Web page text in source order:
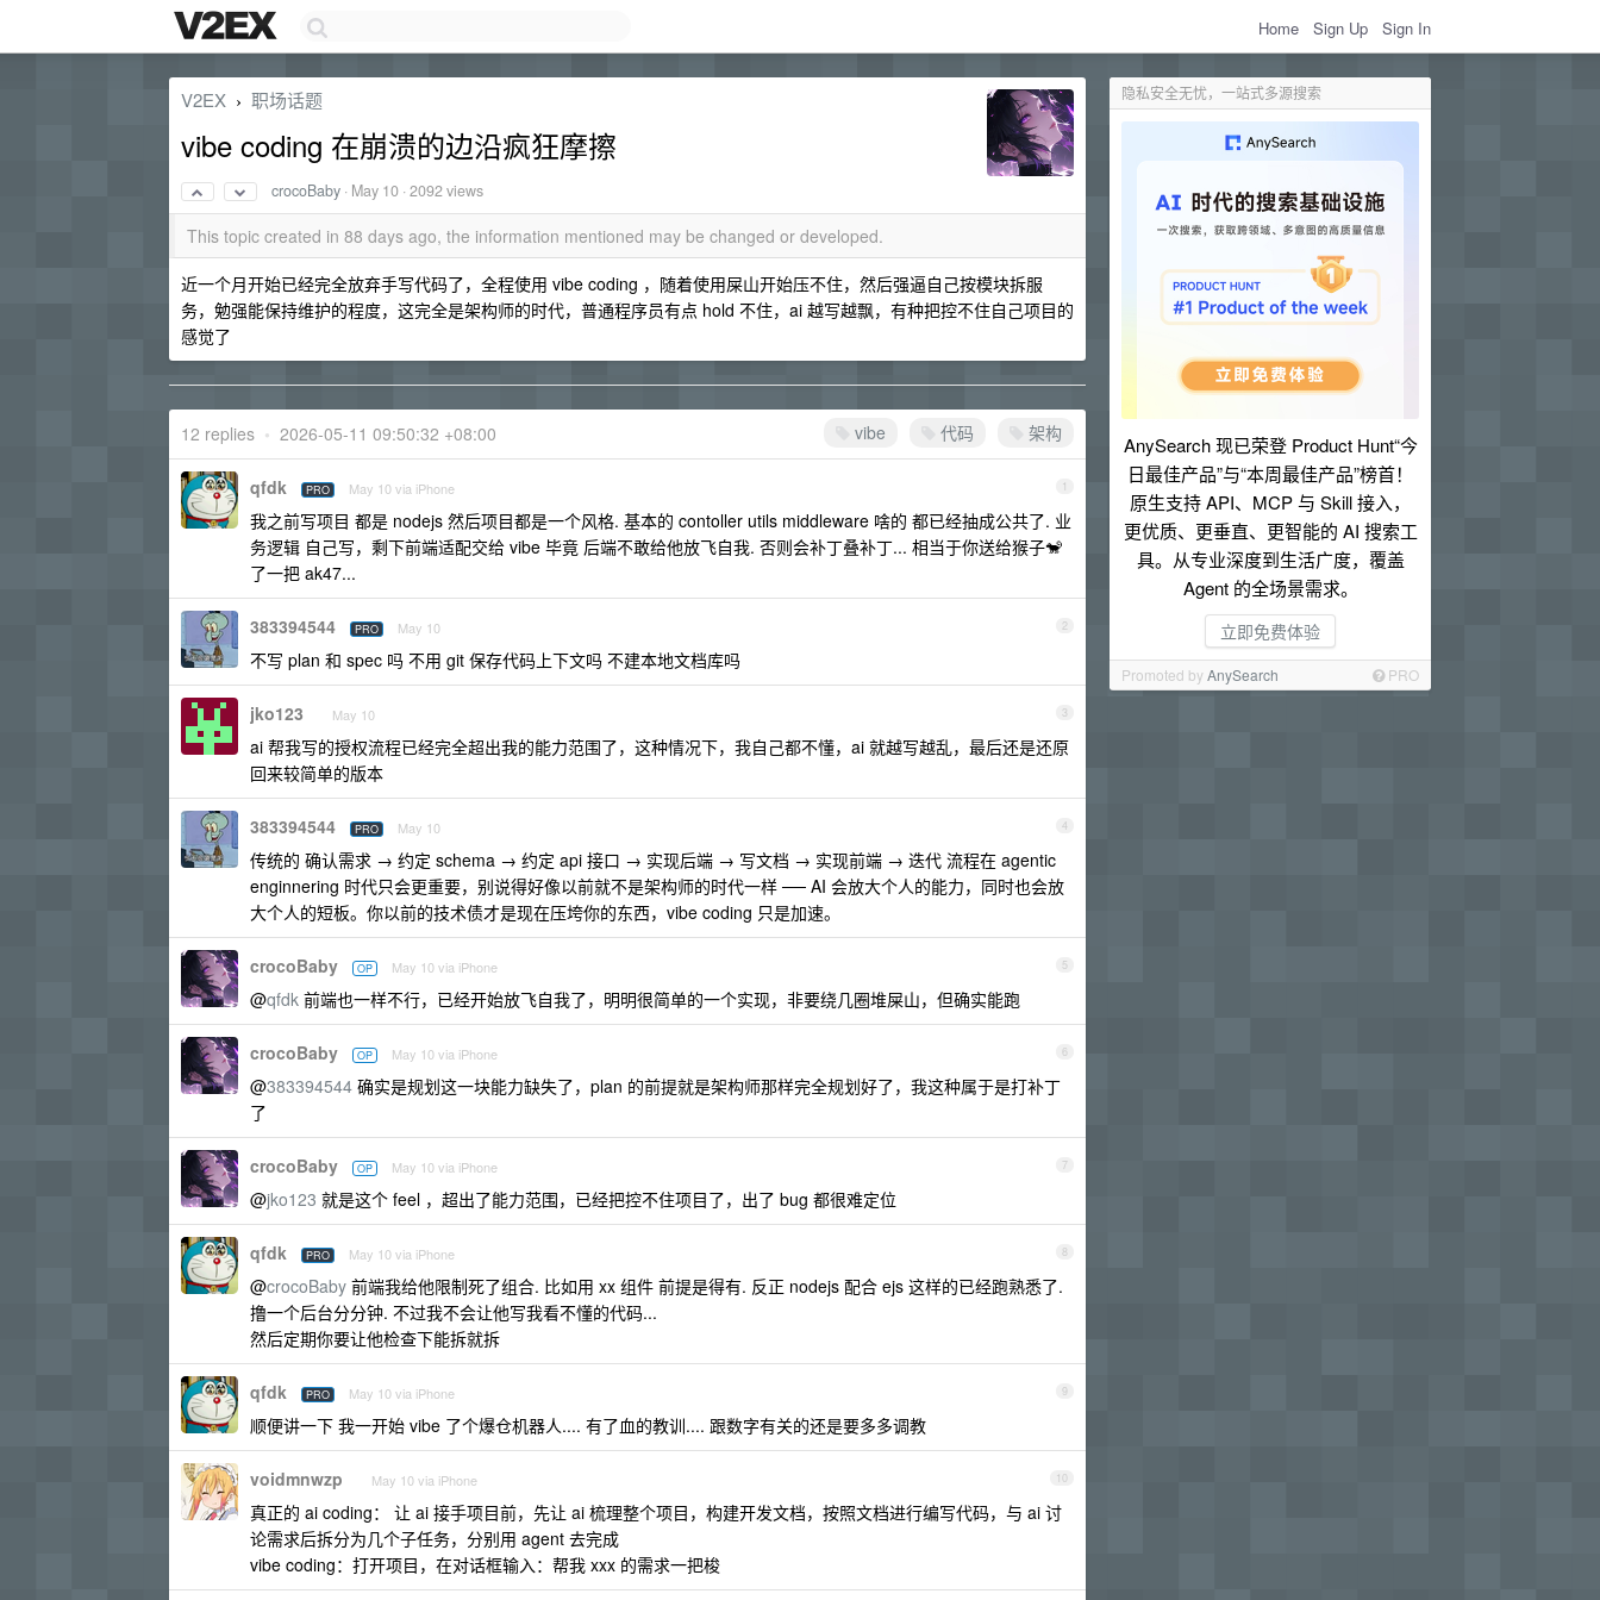
Home Sign Up Sign In
隐私安全无忧，一站式多源搜索
AnySearch 现已荣登 Product Hunt“今
日最佳产品”与“本周最佳产品”榜首！
原生支持 API、MCP 与 Skill 接入，
更优质、更垂直、更智能的 AI 搜索工
具。从专业深度到生活广度，覆盖
Agent 的全场景需求。
立即免费体验
Promoted byAnySearch PRO
V2EX › 职场话题
vibe coding 在崩溃的边沿疯狂摩擦
crocoBaby · May 10 · 2092 views
This topic created in 88 days ago, the information mentioned may be changed or developed.
近一个月开始已经完全放弃手写代码了，全程使用 vibe coding ，随着使用屎山开始压不住，然后强逼自己按模块拆服
务，勉强能保持维护的程度，这完全是架构师的时代，普通程序员有点 hold 不住，ai 越写越飘，有种把控不住自己项目的
感觉了
vibe 代码 架构
12 replies • 2026-05-11 09:50:32 +08:00
1
qfdk PRO May 10 via iPhone
我之前写项目 都是 nodejs 然后项目都是一个风格. 基本的 contoller utils middleware 啥的 都已经抽成公共了. 业
务逻辑 自己写，剩下前端适配交给 vibe 毕竟 后端不敢给他放飞自我. 否则会补丁叠补丁... 相当于你送给猴子🐒
了一把 ak47...
2
383394544 PRO May 10
不写 plan 和 spec 吗 不用 git 保存代码上下文吗 不建本地文档库吗
3
jko123 May 10
ai 帮我写的授权流程已经完全超出我的能力范围了，这种情况下，我自己都不懂，ai 就越写越乱，最后还是还原
回来较简单的版本
4
383394544 PRO May 10
传统的 确认需求 → 约定 schema → 约定 api 接口 → 实现后端 → 写文档 → 实现前端 → 迭代 流程在 agentic
enginnering 时代只会更重要，别说得好像以前就不是架构师的时代一样 ── AI 会放大个人的能力，同时也会放
大个人的短板。你以前的技术债才是现在压垮你的东西，vibe coding 只是加速。
5
crocoBaby OP May 10 via iPhone
@qfdk 前端也一样不行，已经开始放飞自我了，明明很简单的一个实现，非要绕几圈堆屎山，但确实能跑
6
crocoBaby OP May 10 via iPhone
@383394544 确实是规划这一块能力缺失了，plan 的前提就是架构师那样完全规划好了，我这种属于是打补丁
了
7
crocoBaby OP May 10 via iPhone
@jko123 就是这个 feel ，超出了能力范围，已经把控不住项目了，出了 bug 都很难定位
8
qfdk PRO May 10 via iPhone
@crocoBaby 前端我给他限制死了组合. 比如用 xx 组件 前提是得有. 反正 nodejs 配合 ejs 这样的已经跑熟悉了.
撸一个后台分分钟. 不过我不会让他写我看不懂的代码...
然后定期你要让他检查下能拆就拆
9
qfdk PRO May 10 via iPhone
顺便讲一下 我一开始 vibe 了个爆仓机器人.... 有了血的教训.... 跟数字有关的还是要多多调教
10
voidmnwzp May 10 via iPhone
真正的 ai coding： 让 ai 接手项目前，先让 ai 梳理整个项目，构建开发文档，按照文档进行编写代码，与 ai 讨
论需求后拆分为几个子任务，分别用 agent 去完成
vibe coding：打开项目，在对话框输入：帮我 xxx 的需求一把梭